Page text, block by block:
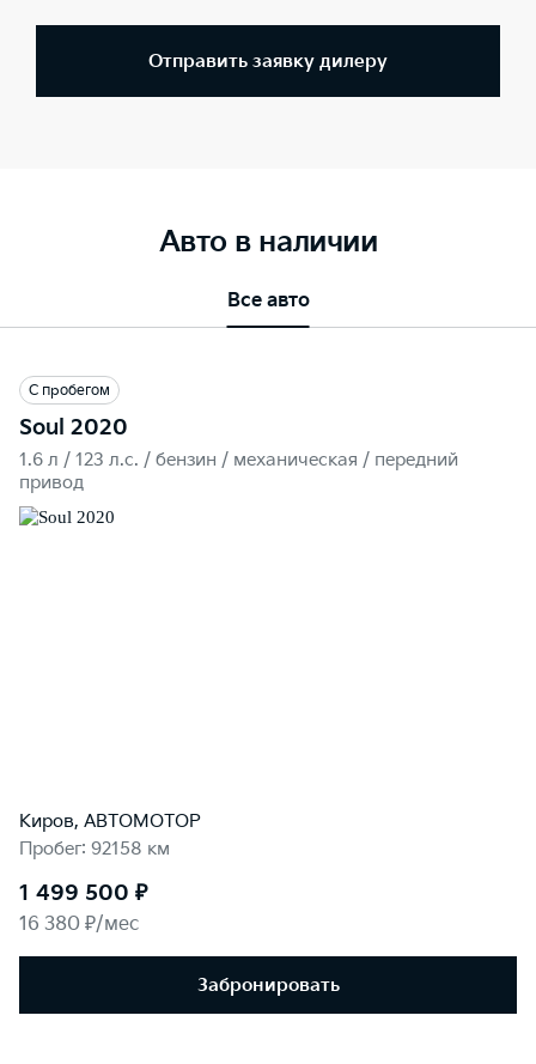
Отправить заявку дилеру
Авто в наличии
Все авто
С пробегом
Soul 2020
1.6 л / 123 л.c. / бензин / механическая / передний
привод
Киров, АВТОМОТОР
Пробег: 92158 км
1 499 500 ₽
16 380 ₽/мес
Забронировать